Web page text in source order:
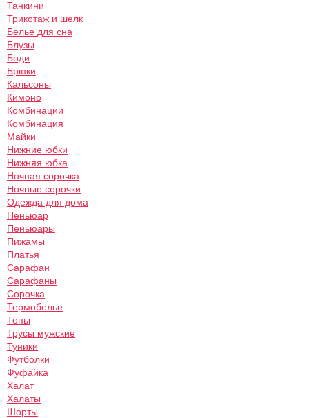
Танкини
Трикотаж и шелк
Белье для сна
Блузы
Боди
Брюки
Кальсоны
Кимоно
Комбинации
Комбинация
Майки
Нижние юбки
Нижняя юбка
Ночная сорочка
Ночные сорочки
Одежда для дома
Пеньюар
Пеньюары
Пижамы
Платья
Сарафан
Сарафаны
Сорочка
Термобелье
Топы
Трусы мужские
Туники
Футболки
Фуфайка
Халат
Халаты
Шорты